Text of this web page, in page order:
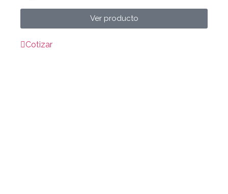
Ver producto
Cotizar